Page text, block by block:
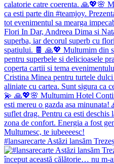
#lansarecarte Astăzi lansăm